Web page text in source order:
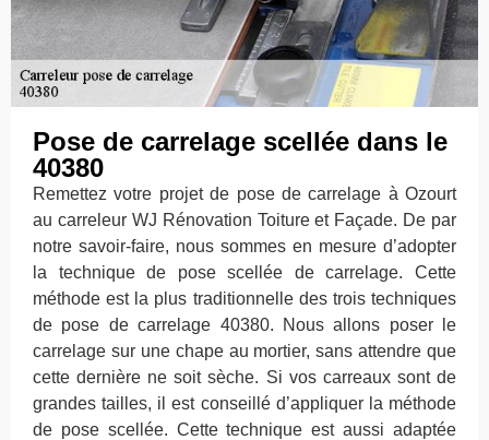
Pose de carrelage scellée dans le
40380
Remettez votre projet de pose de carrelage à Ozourt
au carreleur WJ Rénovation Toiture et Façade. De par
notre savoir-faire, nous sommes en mesure d’adopter
la technique de pose scellée de carrelage. Cette
méthode est la plus traditionnelle des trois techniques
de pose de carrelage 40380. Nous allons poser le
carrelage sur une chape au mortier, sans attendre que
cette dernière ne soit sèche. Si vos carreaux sont de
grandes tailles, il est conseillé d’appliquer la méthode
de pose scellée. Cette technique est aussi adaptée